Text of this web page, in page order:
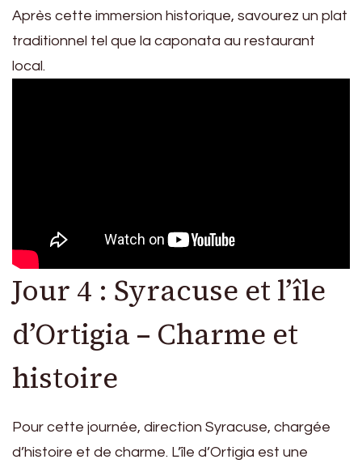
Après cette immersion historique, savourez un plat
traditionnel tel que la caponata au restaurant
local.
Jour 4 : Syracuse et l’île
d’Ortigia – Charme et
histoire
Pour cette journée, direction Syracuse, chargée
d’histoire et de charme. L’île d’Ortigia est une